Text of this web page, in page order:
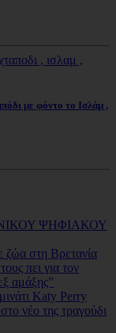
με φόντο το Ισλάμ ,
ΨΗΦΙΑΚΟΥ
ζώα στη Βρετανία
πει για τον
αμάξης”
Katy Perry
νέο της τραγούδι